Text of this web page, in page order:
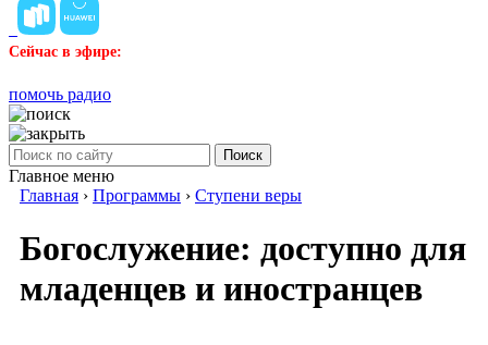
Сейчас в эфире:
помочь радио
Поиск
Главное меню
Главная › Программы › Ступени веры
Богослужение: доступно для
младенцев и иностранцев